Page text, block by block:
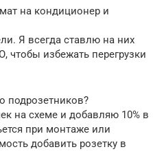
на кондиционер и
Я всегда ставлю на них
чтобы избежать перегрузки
подрозетников?
на схеме и добавляю 10% в
при монтаже или
добавить розетку в